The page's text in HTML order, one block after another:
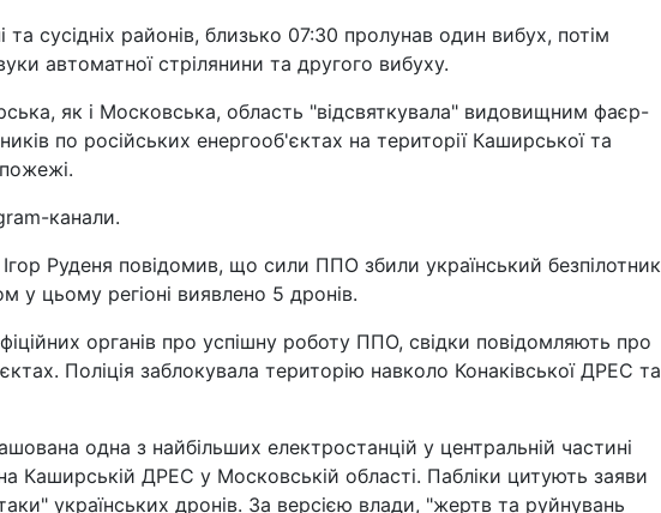
сусідніх районів, близько 07:30 пролунав один вибух, потім
автоматної стрілянини та другого вибуху.
як і Московська, область "відсвяткувала" видовищним фаєр-
по російських енергооб'єктах на території Каширської та
канали.
Ігор Руденя повідомив, що сили ППО збили український безпілотник
у цьому регіоні виявлено 5 дронів.
органів про успішну роботу ППО, свідки повідомляють про
Поліція заблокувала територію навколо Конаківської ДРЕС та
одна з найбільших електростанцій у центральній частині
Каширській ДРЕС у Московській області. Пабліки цитують заяви
українських дронів. За версією влади, "жертв та руйнувань